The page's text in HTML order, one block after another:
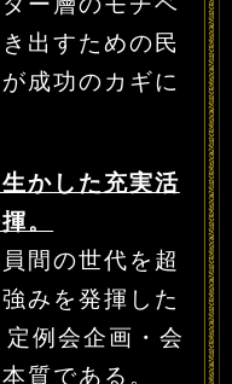
出すための民
成功のカギに
かした充実活
。
間の世代を超
みを発揮した
例会企画・会
質である。